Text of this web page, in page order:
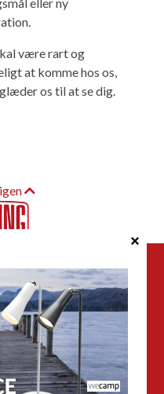
være rart og
at komme hos os,
os til at se dig.